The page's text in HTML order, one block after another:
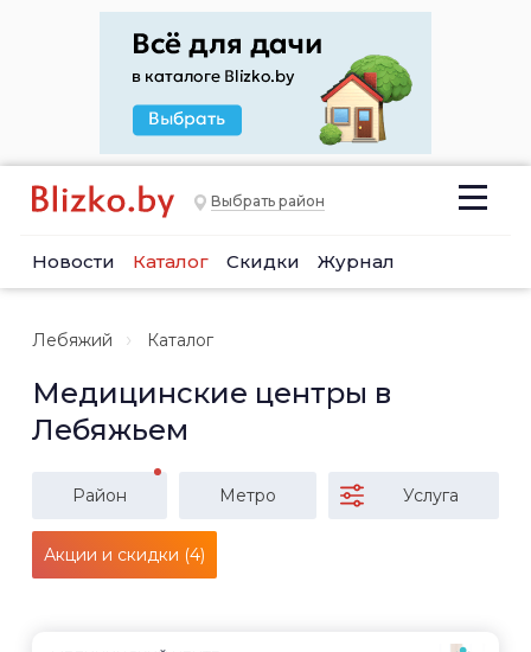
Выбрать район
Новости Каталог Скидки Журнал
Лебяжий Каталог
Медицинские центры в
Лебяжьем
Район Метро Услуга
Акции и скидки (4)